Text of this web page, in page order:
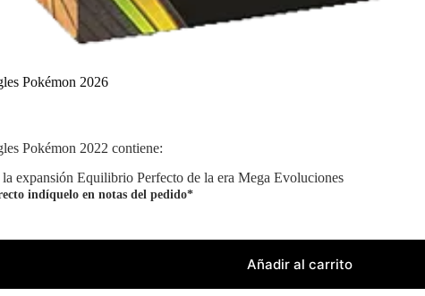
Pokémon 2026
Pokémon 2022 contiene:
expansión Equilibrio Perfecto de la era Mega Evoluciones
indíquelo en notas del pedido*
Añadir al carrito